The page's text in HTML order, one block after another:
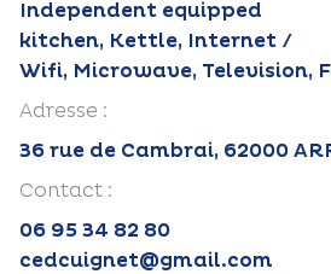
Independent equipped
kitchen, Kettle, Internet /
Wifi, Microwave, Television,
Adresse :
36 rue de Cambrai, 62000
Contact :
06 95 34 82 80
cedcuignet@gmail.com